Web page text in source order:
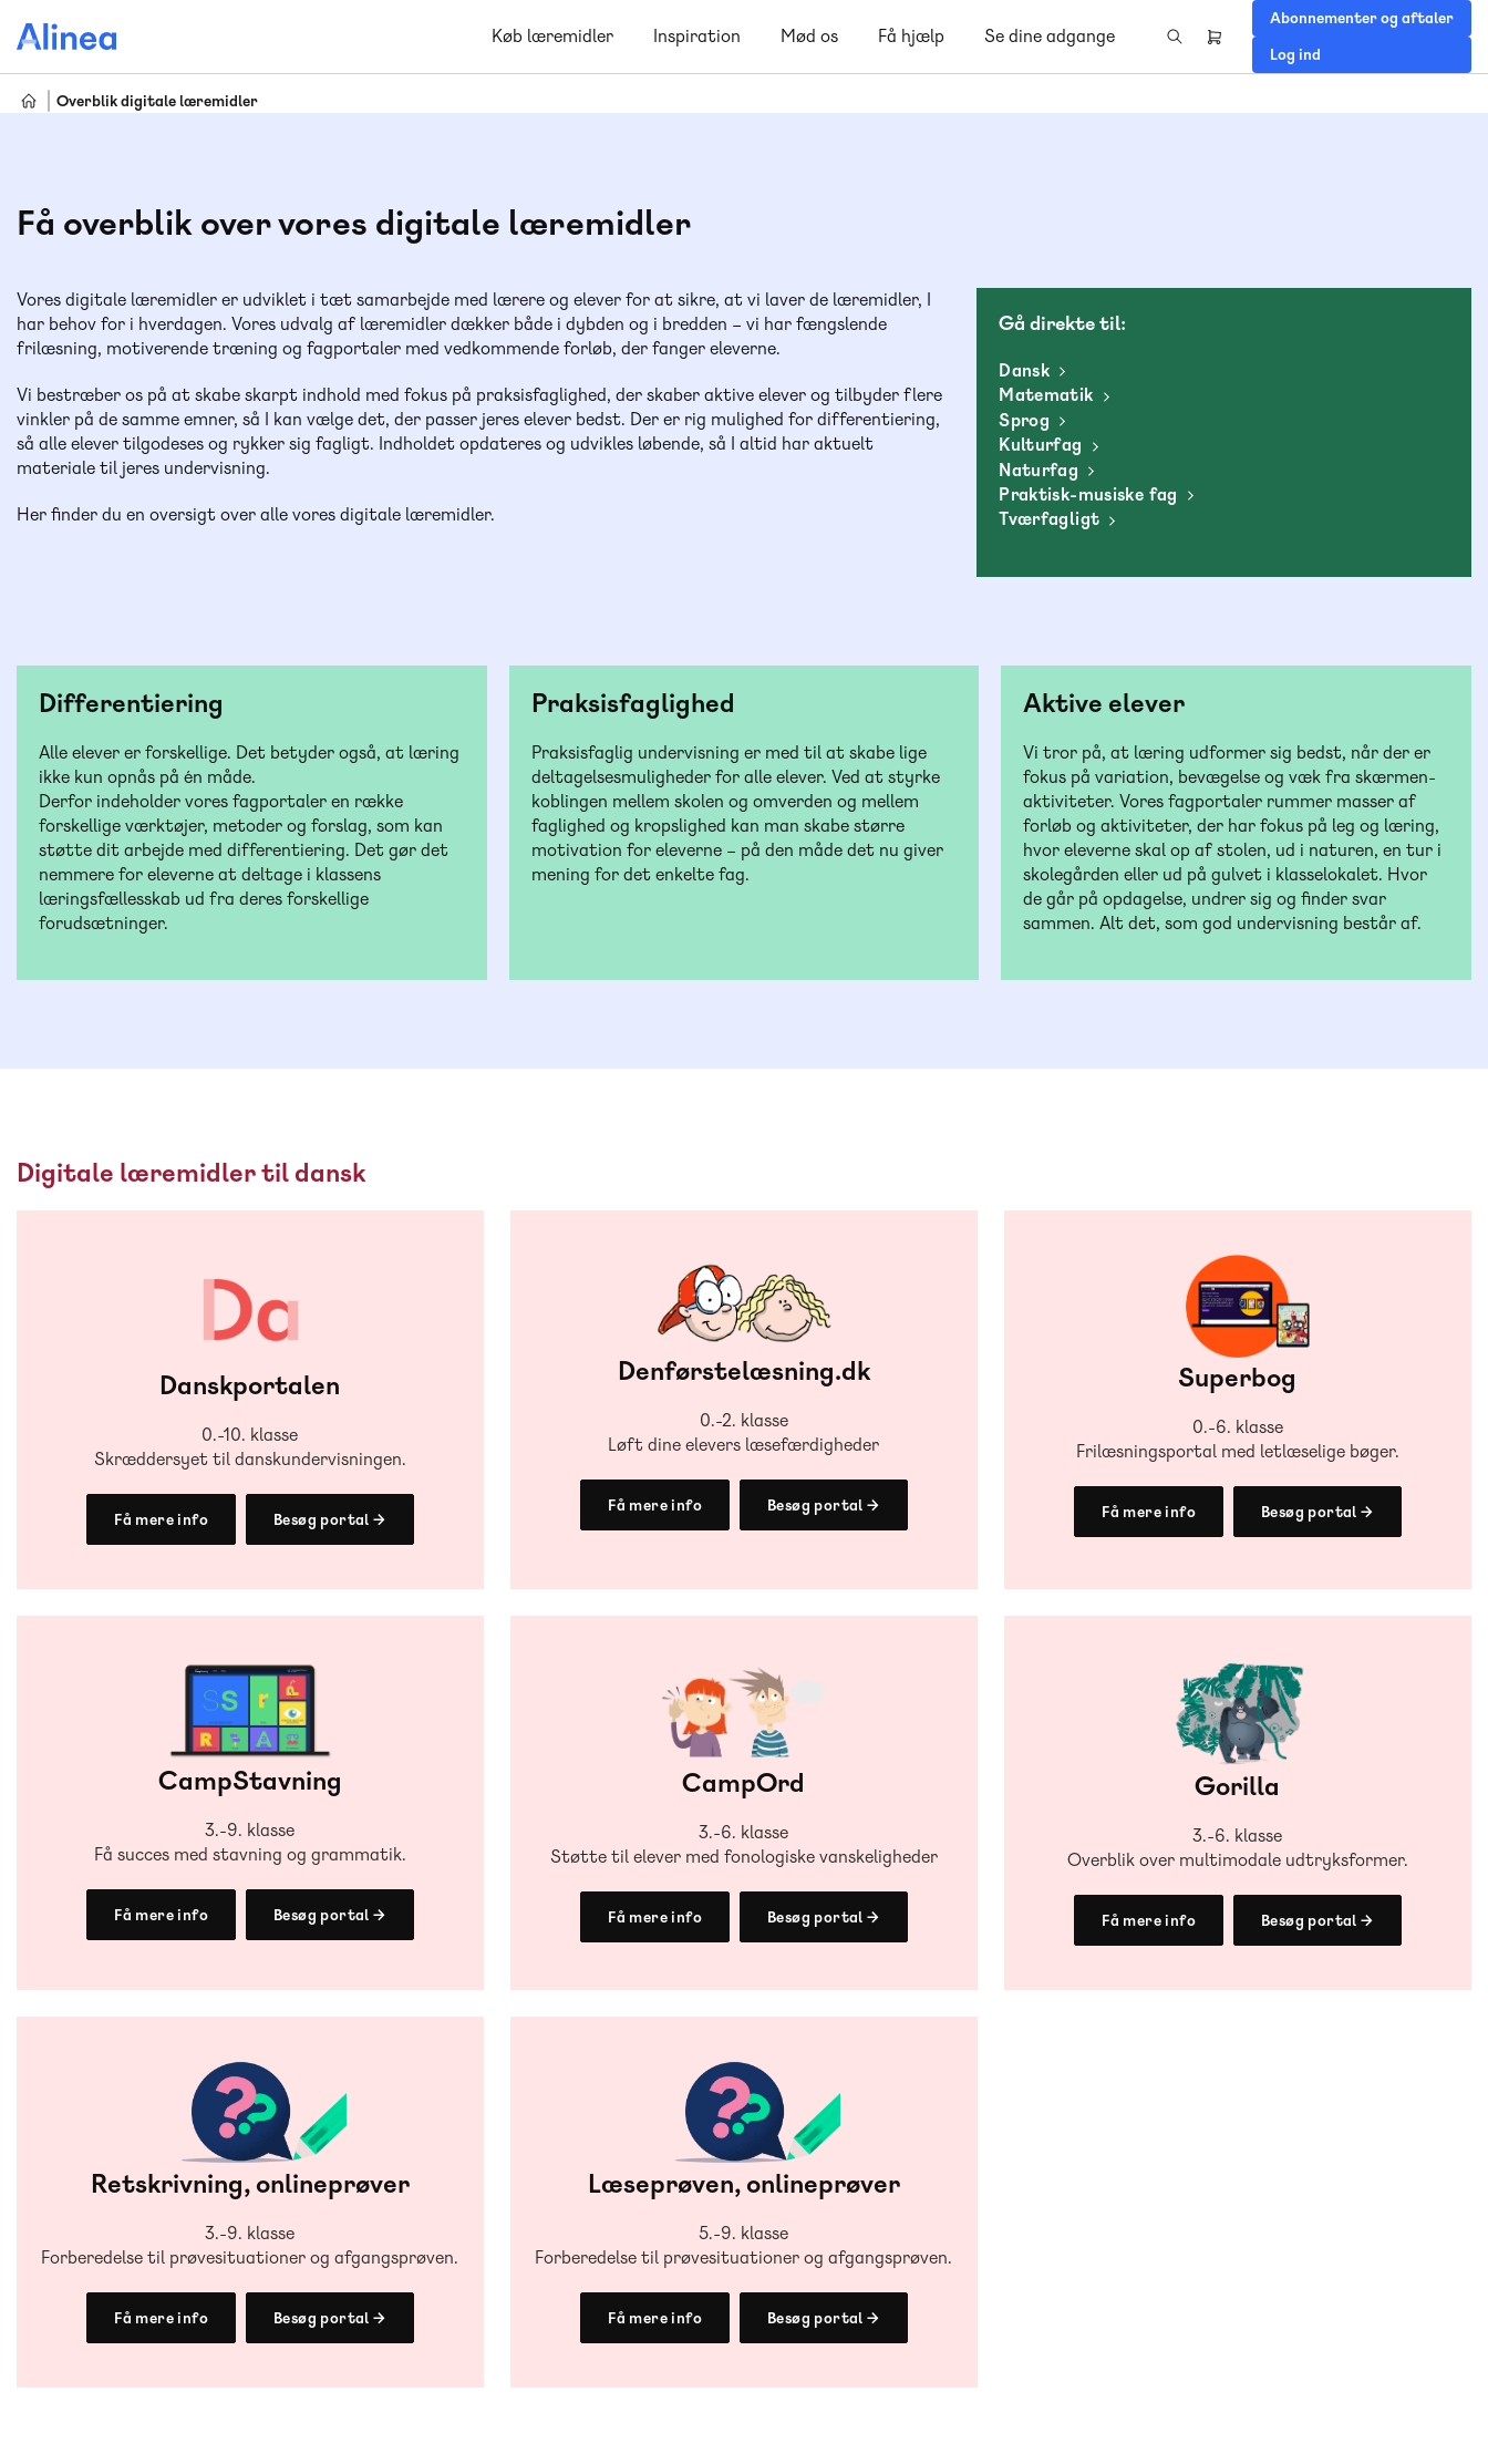
hovedindhold
Køb læremidler Inspiration Mød os Få hjælp Se dine adgange
Header
Abonnementer og aftaler
Log ind
Overblik digitale læremidler
Få overblik over vores digitale læremidler
Vores digitale læremidler er udviklet i tæt samarbejde med lærere og elever for at sikre, at vi laver de læremidler, I
har behov for i hverdagen. Vores udvalg af læremidler dækker både i dybden og i bredden – vi har fængslende
frilæsning, motiverende træning og fagportaler med vedkommende forløb, der fanger eleverne.
Vi bestræber os på at skabe skarpt indhold med fokus på praksisfaglighed, der skaber aktive elever og tilbyder flere
vinkler på de samme emner, så I kan vælge det, der passer jeres elever bedst. Der er rig mulighed for differentiering,
så alle elever tilgodeses og rykker sig fagligt. Indholdet opdateres og udvikles løbende, så I altid har aktuelt
materiale til jeres undervisning.
Her finder du en oversigt over alle vores digitale læremidler.
Gå direkte til:
Dansk
Matematik
Sprog
Kulturfag
Naturfag
Praktisk-musiske fag
Tværfagligt
Differentiering
Alle elever er forskellige. Det betyder også, at læring
ikke kun opnås på én måde.
Derfor indeholder vores fagportaler en række
forskellige værktøjer, metoder og forslag, som kan
støtte dit arbejde med differentiering. Det gør det
nemmere for eleverne at deltage i klassens
læringsfællesskab ud fra deres forskellige
forudsætninger.
Praksisfaglighed
Praksisfaglig undervisning er med til at skabe lige
deltagelsesmuligheder for alle elever. Ved at styrke
koblingen mellem skolen og omverden og mellem
faglighed og kropslighed kan man skabe større
motivation for eleverne – på den måde det nu giver
mening for det enkelte fag.
Aktive elever
Vi tror på, at læring udformer sig bedst, når der er
fokus på variation, bevægelse og væk fra skærmen-
aktiviteter. Vores fagportaler rummer masser af
forløb og aktiviteter, der har fokus på leg og læring,
hvor eleverne skal op af stolen, ud i naturen, en tur i
skolegården eller ud på gulvet i klasselokalet. Hvor
de går på opdagelse, undrer sig og finder svar
sammen. Alt det, som god undervisning består af.
Digitale læremidler til dansk
Danskportalen
0.-10. klasse
Skræddersyet til danskundervisningen.
Få mere info Besøg portal →
Denførstelæsning.dk
0.-2. klasse
Løft dine elevers læsefærdigheder
Få mere info Besøg portal →
Superbog
0.-6. klasse
Frilæsningsportal med letlæselige bøger.
Få mere info Besøg portal →
CampStavning
3.-9. klasse
Få succes med stavning og grammatik.
Få mere info Besøg portal →
CampOrd
3.-6. klasse
Støtte til elever med fonologiske vanskeligheder
Få mere info Besøg portal →
Gorilla
3.-6. klasse
Overblik over multimodale udtryksformer.
Få mere info Besøg portal →
Retskrivning, onlineprøver
3.-9. klasse
Forberedelse til prøvesituationer og afgangsprøven.
Få mere info Besøg portal →
Læseprøven, onlineprøver
5.-9. klasse
Forberedelse til prøvesituationer og afgangsprøven.
Få mere info Besøg portal →